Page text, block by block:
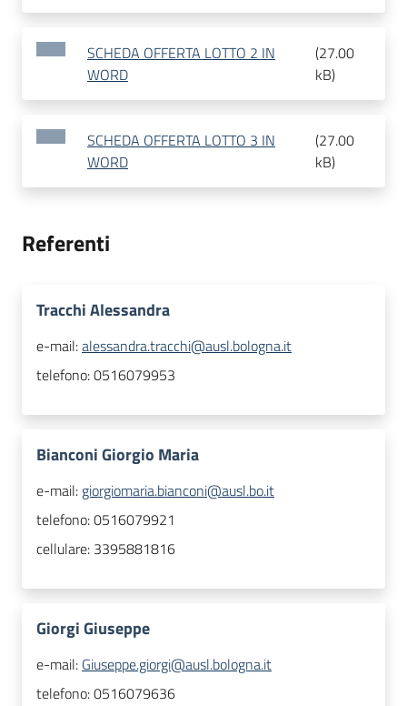
SCHEDA OFFERTA LOTTO 2 IN
WORD
(27.00
kB)
SCHEDA OFFERTA LOTTO 3 IN
WORD
(27.00
kB)
Referenti
Tracchi Alessandra
e-mail:alessandra.tracchi@ausl.bologna.it
telefono:0516079953
Bianconi Giorgio Maria
e-mail: giorgiomaria.bianconi@ausl.bo.it
telefono:0516079921
cellulare: 3395881816
Giorgi Giuseppe
e-mail: Giuseppe.giorgi@ausl.bologna.it
telefono:0516079636